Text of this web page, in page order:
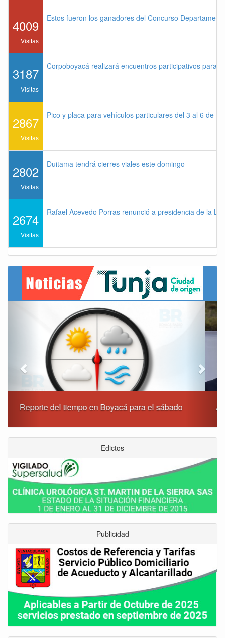
4009
Visitas
Estos fueron los ganadores del Concurso
3187
Visitas
Corpoboyacá realizará encuentros participativos para
2867
Visitas
Pico y placa para vehículos particulares del 3 al 6 de
2802
Visitas
Duitama tendrá cierres viales este domingo
2674
Visitas
Rafael Acevedo Porras renunció a presidencia de la
Alcaldía de Tunja y Gobernación de Boyacá firmaron
Next
Edictos
Publicidad